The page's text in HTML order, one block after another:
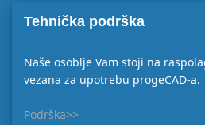
Tehnička podrška
Naše osoblje Vam stoji na
vezana za upotrebu progeCAD-a.
Podrška>>